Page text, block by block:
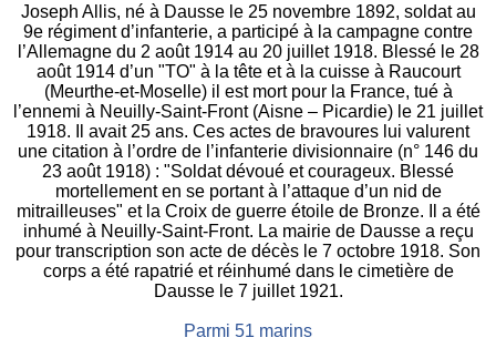
Joseph Allis, né à Dausse le 25 novembre 1892, soldat au
9e régiment d’infanterie, a participé à la campagne contre
l’Allemagne du 2 août 1914 au 20 juillet 1918. Blessé le 28
août 1914 d’un "TO" à la tête et à la cuisse à Raucourt
(Meurthe-et-Moselle) il est mort pour la France, tué à
l’ennemi à Neuilly-Saint-Front (Aisne – Picardie) le 21 juillet
1918. Il avait 25 ans. Ces actes de bravoures lui valurent
une citation à l’ordre de l’infanterie divisionnaire (n° 146 du
23 août 1918) : "Soldat dévoué et courageux. Blessé
mortellement en se portant à l’attaque d’un nid de
mitrailleuses" et la Croix de guerre étoile de Bronze. Il a été
inhumé à Neuilly-Saint-Front. La mairie de Dausse a reçu
pour transcription son acte de décès le 7 octobre 1918. Son
corps a été rapatrié et réinhumé dans le cimetière de
Dausse le 7 juillet 1921.
Parmi 51 marins